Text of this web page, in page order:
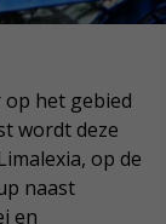
het gebied
wordt deze
op de
naast
en